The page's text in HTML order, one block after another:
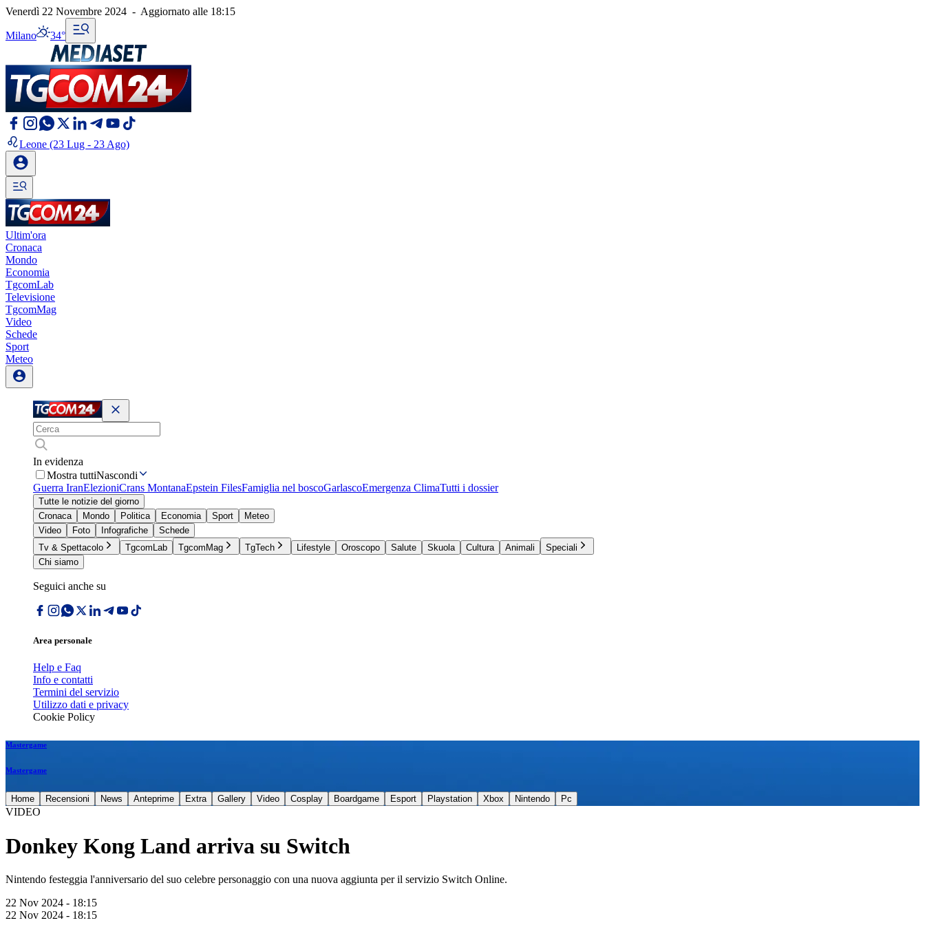
Venerdì 22 Novembre 2024 - Aggiornato alle 18:15
Milano 34°
Leone (23 Lug - 23 Ago)
Ultim'ora
Cronaca
Mondo
Economia
TgcomLab
Televisione
TgcomMag
Video
Schede
Sport
Meteo
In evidenza
Mostra tuttiNascondi
Guerra IranElezioniCrans MontanaEpstein FilesFamiglia nel boscoGarlascoEmergenza ClimaTutti i dossier
Tutte le notizie del giorno
Cronaca
Mondo Politica Economia Sport
Meteo
Video
Foto Infografiche
Schede
Tv & Spettacolo
TgcomLab TgcomMag TgTech Lifestyle Oroscopo Salute Skuola Cultura Animali
Speciali
Chi siamo
Seguici anche su
Area personale
Help e Faq
Info e contatti
Termini del servizio
Utilizzo dati e privacy
Cookie Policy
Mastergame
Mastergame
Home Recensioni News Anteprime Extra Gallery Video Cosplay Boardgame Esport Playstation Xbox Nintendo Pc
VIDEO
Donkey Kong Land arriva su Switch
Nintendo festeggia l'anniversario del suo celebre personaggio con una nuova aggiunta per il servizio Switch Online.
22 Nov 2024 - 18:15
22 Nov 2024 - 18:15